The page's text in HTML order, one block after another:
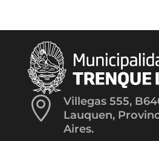

Villegas 555,
Lauquen,
Aires.